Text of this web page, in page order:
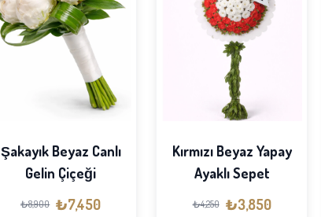
Şakayık Beyaz Canlı
Gelin Çiçeği
₺8,900 ₺7,450
Kırmızı Beyaz Yapay
Ayaklı Sepet
₺4,250 ₺3,850